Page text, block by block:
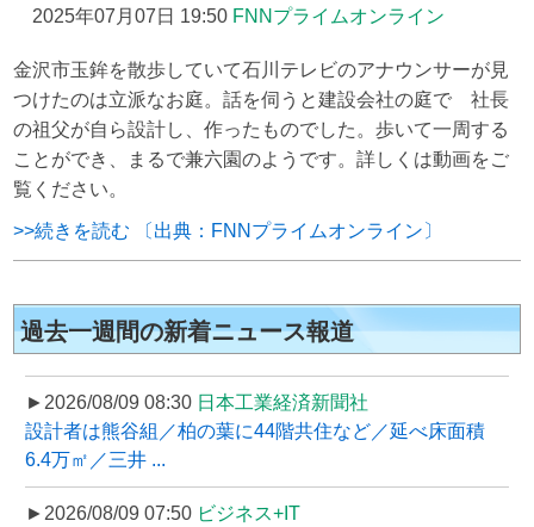
2025年07月07日 19:50 FNNプライムオンライン
金沢市玉鉾を散歩していて石川テレビのアナウンサーが見
つけたのは立派なお庭。話を伺うと建設会社の庭で 社長
の祖父が自ら設計し、作ったものでした。歩いて一周する
ことができ、まるで兼六園のようです。詳しくは動画をご
覧ください。
>>続きを読む 〔出典：FNNプライムオンライン〕
過去一週間の新着ニュース報道
►2026/08/09 08:30 日本工業経済新聞社
設計者は熊谷組／柏の葉に44階共住など／延べ床面積
6.4万㎡／三井 ...
►2026/08/09 07:50 ビジネス+IT